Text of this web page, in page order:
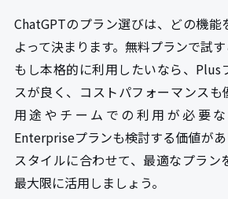
ChatGPTのプラン選びは、どの機能
よって決まります。無料プランで試す
もし本格的に利用したいなら、Plus
スが良く、コストパフォーマンスも
用途やチームでの利用が必要
Enterpriseプランも検討する価値が
スタイルに合わせて、最適なプラン
最大限に活用しましょう。